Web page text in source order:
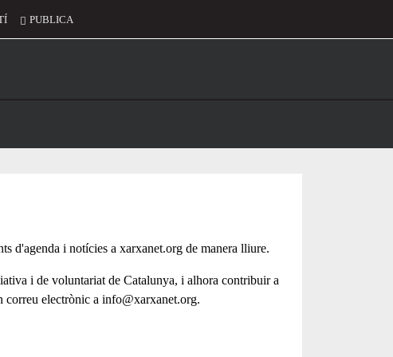
PUBLICA
d'agenda i notícies a xarxanet.org de manera lliure.
i de voluntariat de Catalunya, i alhora contribuir a
electrònic a info@xarxanet.org.